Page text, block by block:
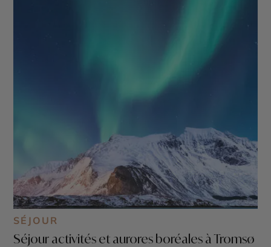
SÉJOUR
Séjour activités et aurores boréales à Tromsø